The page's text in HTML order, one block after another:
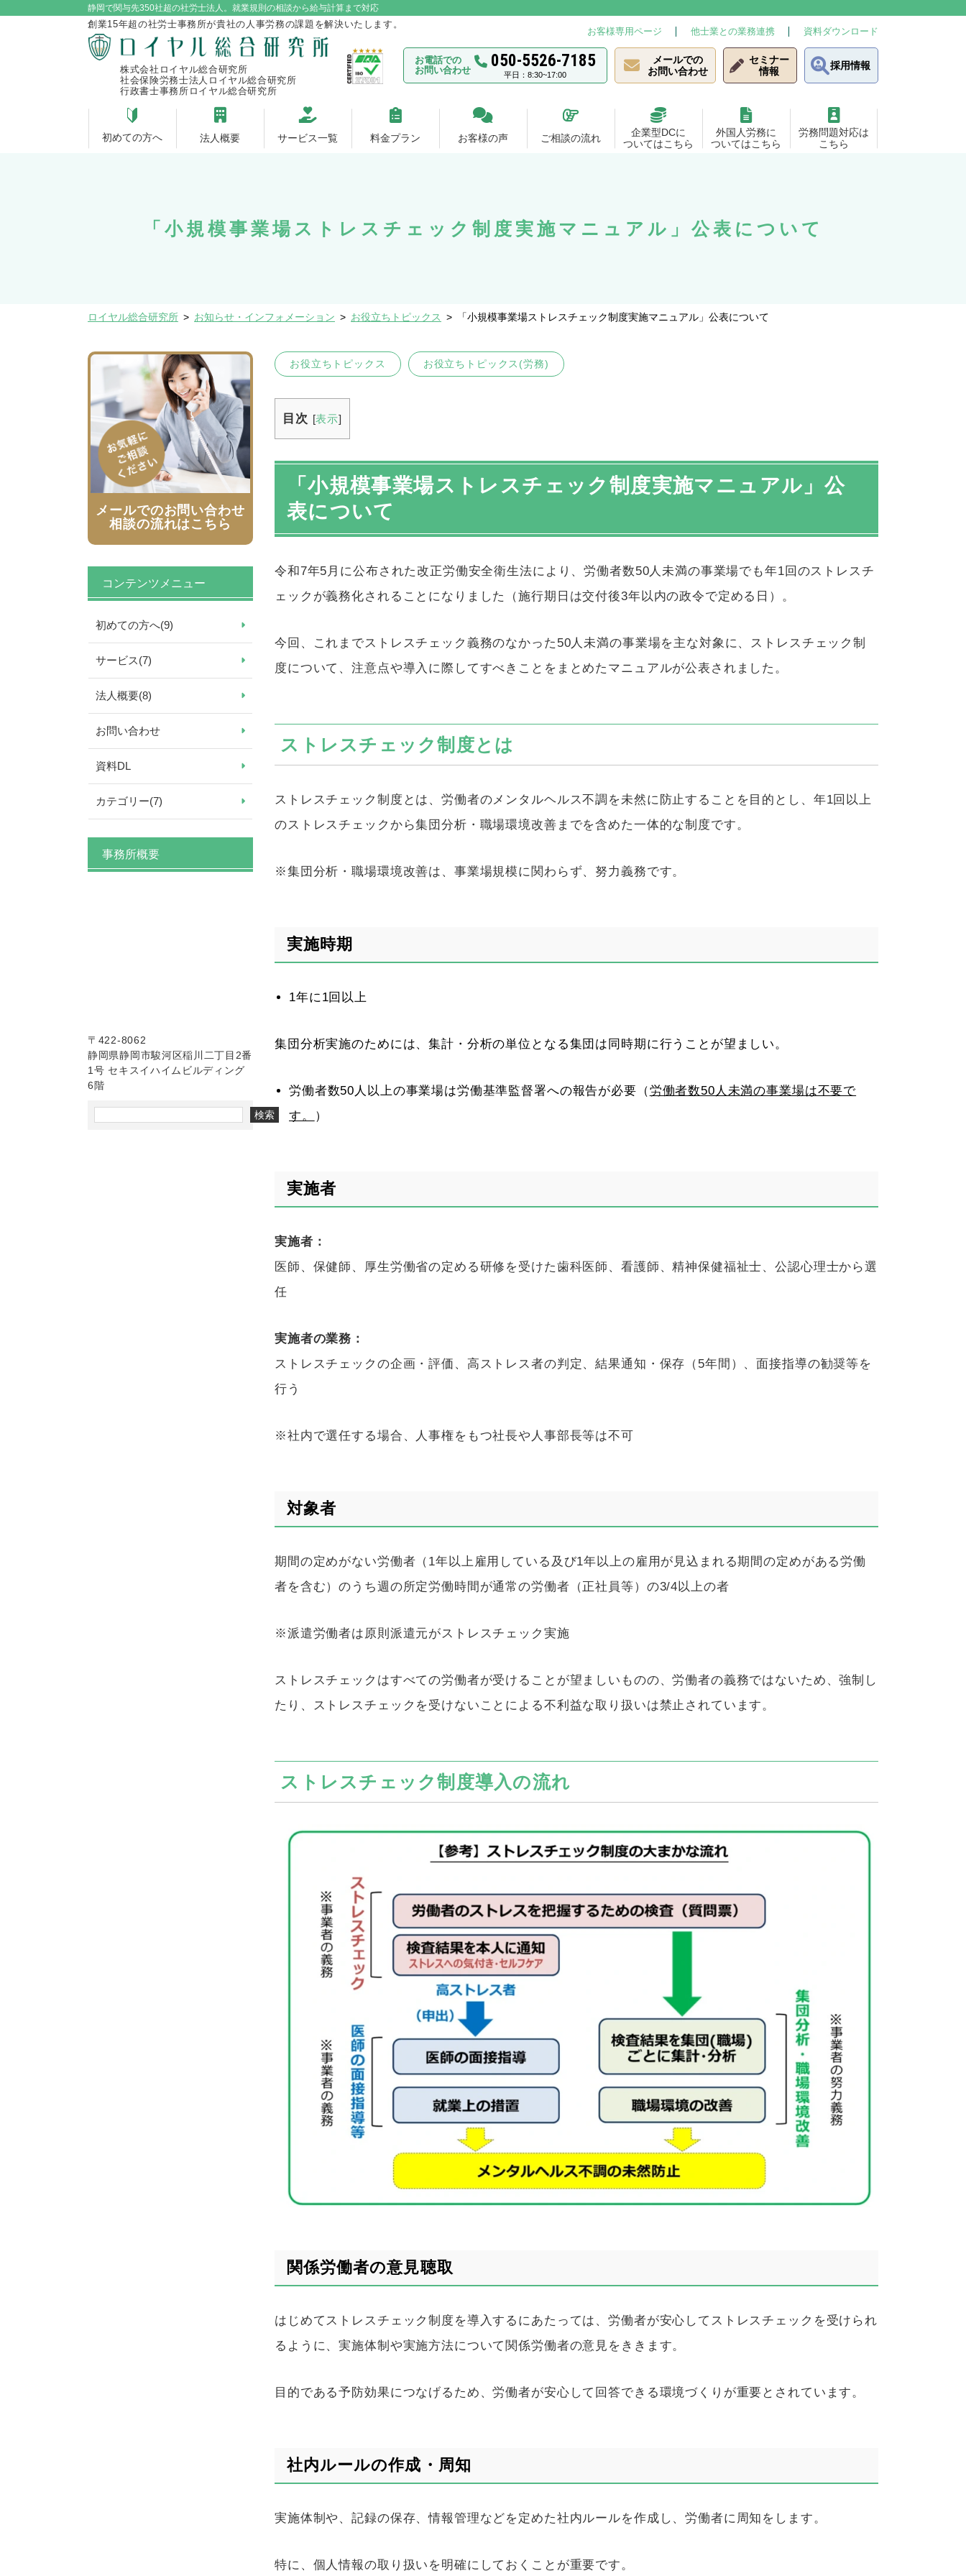
静岡で関与先350社超の社労士法人。就業規則の相談から給与計算まで対応
創業15年超の社労士事務所が貴社の人事労務の課題を解決いたします。
株式会社ロイヤル総合研究所
社会保険労務士法人ロイヤル総合研究所
行政書士事務所ロイヤル総合研究所
お客様専用ページ 他士業との業務連携 資料ダウンロード
お電話での
お問い合わせ
050-5526-7185
平日：8:30~17:00
メールでの
お問い合わせ
セミナー
情報
採用情報
初めての方へ 法人概要 サービス一覧 料金プラン お客様の声 ご相談の流れ
企業型DCに
ついてはこちら
外国人労務に
ついてはこちら
労務問題対応は
こちら
「小規模事業場ストレスチェック制度実施マニュアル」公表について
ロイヤル総合研究所 > お知らせ・インフォメーション > お役立ちトピックス > 「小規模事業場ストレスチェック制度実施マニュアル」公表について
お役立ちトピックス お役立ちトピックス(労務)
目次 [表示]
「小規模事業場ストレスチェック制度実施マニュアル」公
表について
令和7年5 月に公布された改正労働安全衛生法により、労働者数50人未満の事業場でも年1回のストレスチ
ェックが義務化されることになりました（施行期日は交付後3年以内の政令で定める日）。
今回、これまでストレスチェック義務のなかった 50人未満の事業場を主な対象に、ストレスチェック制
度について、注意点や導入に際してすべきことをまとめたマニュアルが公表されました。
ストレスチェック制度とは
ストレスチェック制度とは、労働者のメンタルヘルス不調を未然に防止することを目的とし、年1回以上
のストレスチェックから集団分析・職場環境改善までを含めた一体的な制度です。
※集団分析・職場環境改善は、事業場規模に関わらず、努力義務です。
実施時期
1年に1回以上
集団分析実施のためには、集計・分析の単位となる集団は同時期に行うことが望ましい。
労働者数50 人以上の事業場は労働基準監督署への報告が必要（労働者数50人未満の事業場は不要で
す。
）
実施者
実施者：
医師、保健師、厚生労働省の定める研修を受けた歯科医師、看護師、精神保健福祉士、公認心理士から選
任
実施者の業務：
ストレスチェックの企画・評価、高ストレス者の判定、結果通知・保存（ 5年間）、面接指導の勧奨等を
行う
※社内で選任する場合、人事権をもつ社長や人事部長等は不可
対象者
期間の定めがない労働者（ 1年以上雇用している及び1年以上の雇用が見込まれる期間の定めがある労働
者を含む）のうち週の所定労働時間が通常の労働者（正社員等）の3/4以上の者
※派遣労働者は原則派遣元がストレスチェック実施
ストレスチェックはすべての労働者が受けることが望ましいものの、労働者の義務ではないため、強制し
たり、ストレスチェックを受けないことによる不利益な取り扱いは禁止されています。
ストレスチェック制度導入の流れ
関係労働者の意見聴取
はじめてストレスチェック制度を導入するにあたっては、労働者が安心してストレスチェックを受けられ
るように、実施体制や実施方法について関係労働者の意見をききます。
目的である予防効果につなげるため、労働者が安心して回答できる環境づくりが重要とされています。
社内ルールの作成・周知
実施体制や、記録の保存、情報管理などを定めた社内ルールを作成し、労働者に周知をします。
特に、個人情報の取り扱いを明確にしておくことが重要です。
メールでのお問い合わせ
相談の流れはこちら
コンテンツメニュー
初めての方へ(9)
サービス(7)
法人概要(8)
お問い合わせ
資料DL
カテゴリー(7)
事務所概要
〒422-8062
静岡県静岡市駿河区稲川二丁目2番
1号 セキスイハイムビルディング
6階
検索